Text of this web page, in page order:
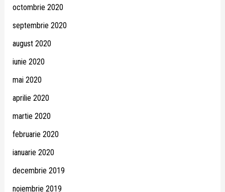
octombrie 2020
septembrie 2020
august 2020
iunie 2020
mai 2020
aprilie 2020
martie 2020
februarie 2020
ianuarie 2020
decembrie 2019
noiembrie 2019